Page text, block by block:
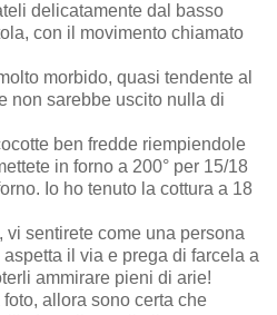
delicatamente dal basso
con il movimento chiamato
morbido, quasi tendente al
non sarebbe uscito nulla di
ben fredde riempiendole
in forno a 200° per 15/18
Io ho tenuto la cottura a 18
vi sentirete come una persona
il via e prega di farcela a
ammirare pieni di arie!
allora sono certa che